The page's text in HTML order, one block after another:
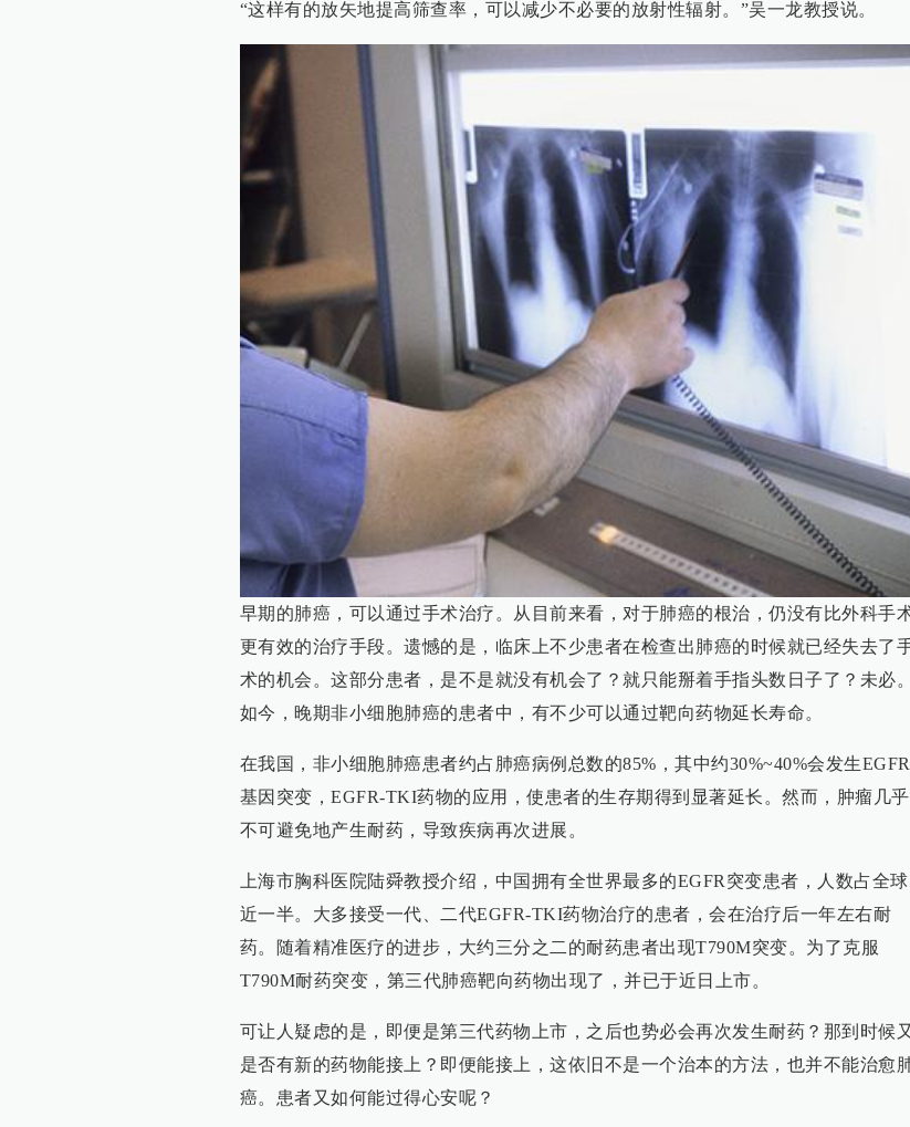
“这样有的放矢地提高筛查率，可以减少不必要的放射性辐射。”吴一龙教授说。
早期的肺癌，可以通过手术治疗。从目前来看，对于肺癌的根治，仍没有比外科手
更有效的治疗手段。遗憾的是，临床上不少患者在检查出肺癌的时候就已经失去了
术的机会。这部分患者，是不是就没有机会了？就只能掰着手指头数日子了？未必。
如今，晚期非小细胞肺癌的患者中，有不少可以通过靶向药物延长寿命。
在我国，非小细胞肺癌患者约占肺癌病例总数的85%，其中约30%~40%会发生EGFR
基因突变，EGFR-TKI药物的应用，使患者的生存期得到显著延长。然而，肿瘤几乎
不可避免地产生耐药，导致疾病再次进展。
上海市胸科医院陆舜教授介绍，中国拥有全世界最多的EGFR突变患者，人数占全球
近一半。大多接受一代、二代EGFR-TKI药物治疗的患者，会在治疗后一年左右耐
药。随着精准医疗的进步，大约三分之二的耐药患者出现T790M突变。为了克服
T790M耐药突变，第三代肺癌靶向药物出现了，并已于近日上市。
可让人疑虑的是，即便是第三代药物上市，之后也势必会再次发生耐药？那到时候又
是否有新的药物能接上？即便能接上，这依旧不是一个治本的方法，也并不能治愈
癌。患者又如何能过得心安呢？